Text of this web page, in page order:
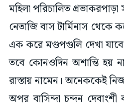
মহিলা পরিচালিত
নেতাজি বাস টার্মিনাস
এক করে মণ্ডপগুলি দেখা
তবে কোনওদিন অশান্তি হয়
রাস্তায় নামেন। অনেককেই
অপর বাসিন্দা চন্দন